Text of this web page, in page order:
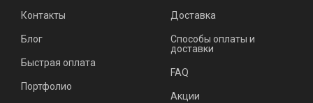
Контакты
Блог
Быстрая оплата
Портфолио
Доставка
Способы оплаты и
доставки
FAQ
Акции